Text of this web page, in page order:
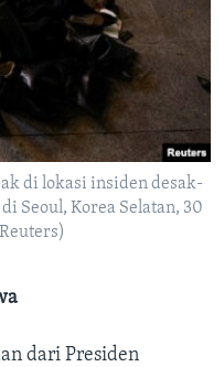
di lokasi insiden desak-
Seoul, Korea Selatan, 30
dari Presiden